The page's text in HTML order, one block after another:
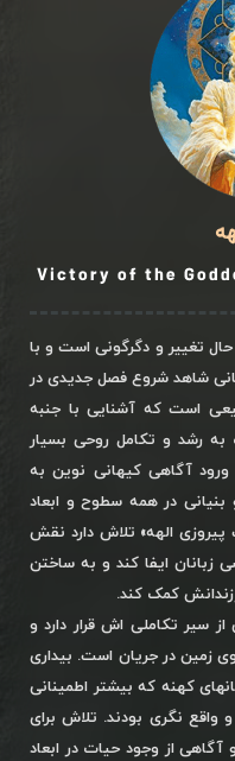
Victory of the
حال تغییر و دگرگونی است و با
شاهد شروع فصل جدیدی در
است که آشنایی با جنبه
رشد و تکامل روحی بسیار
آگاهی کیهانی نوین به
در همه سطوح و ابعاد
پیروزی الهه» تلاش دارد نقش
زبانان ایفا کند و به ساختن
کمک کند.
سیر تکاملی اش قرار دارد و
زمین در جریان است. بیداری
کهنه که بیشتر اطمینانی
نگری بودند. تلاش برای
از وجود حیات در ابعاد